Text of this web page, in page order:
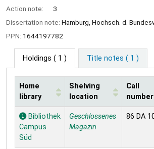
Action note:
3
Dissertation note: Hamburg, Hochsch. d.
PPN: 1644197782
Holdings ( 1 ) Title notes ( 1 )
Holdings
Home
library
Shelving
location
Call
number
Bibliothek
Campus
Süd
Geschlossenes
Magazin
86 DA